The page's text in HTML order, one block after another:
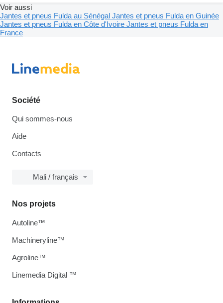
Voir aussi
Jantes et pneus Fulda au Sénégal Jantes et pneus Fulda en Guinée
Jantes et pneus Fulda en Côte d'Ivoire Jantes et pneus Fulda en
France
Société
Qui sommes-nous
Aide
Contacts
Mali / français
Nos projets
Autoline™
Machineryline™
Agroline™
Linemedia Digital ™